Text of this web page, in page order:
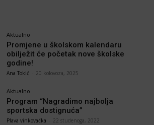
Aktualno
Promjene u školskom kalendaru
obilježit će početak nove školske
godine!
Ana Tokić 20 kolovoza, 2025
Aktualno
Program “Nagradimo najbolja
sportska dostignuća”
Plava vinkovačka 22 studenoga, 2022